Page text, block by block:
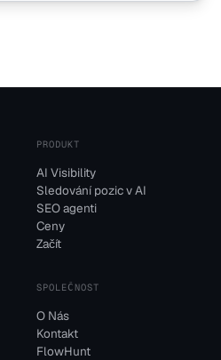
PRODUKT
AI Visibility
Sledování pozic v AI
SEO agenti
Ceny
Začít
SPOLEČNOST
O Nás
Kontakt
FlowHunt